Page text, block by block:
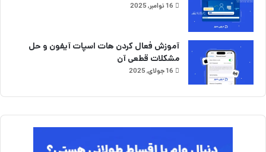
16 نوامبر, 2025
آموزش فعال کردن هات اسپات آیفون و حل
مشکلات قطعی آن
16 جولای, 2025